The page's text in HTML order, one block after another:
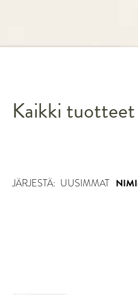
Kaikki tuotteet
JÄRJESTÄ: UUSIMMAT NIMI